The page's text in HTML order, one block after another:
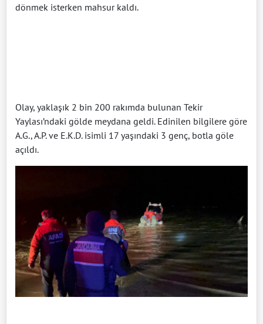
dönmek isterken mahsur kaldı.
Olay, yaklaşık 2 bin 200 rakımda bulunan Tekir
Yaylası’ndaki gölde meydana geldi. Edinilen bilgilere göre
A.G., A.P. ve E.K.D. isimli 17 yaşındaki 3 genç, botla göle
açıldı.